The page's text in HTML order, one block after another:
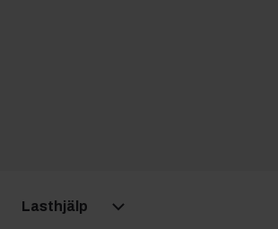
Lasthjälp